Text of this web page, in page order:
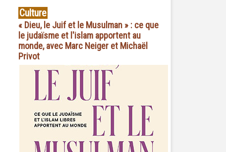
Culture
« Dieu, le Juif et le Musulman » : ce que
le judaïsme et l'islam apportent au
monde, avec Marc Neiger et Michaël
Privot